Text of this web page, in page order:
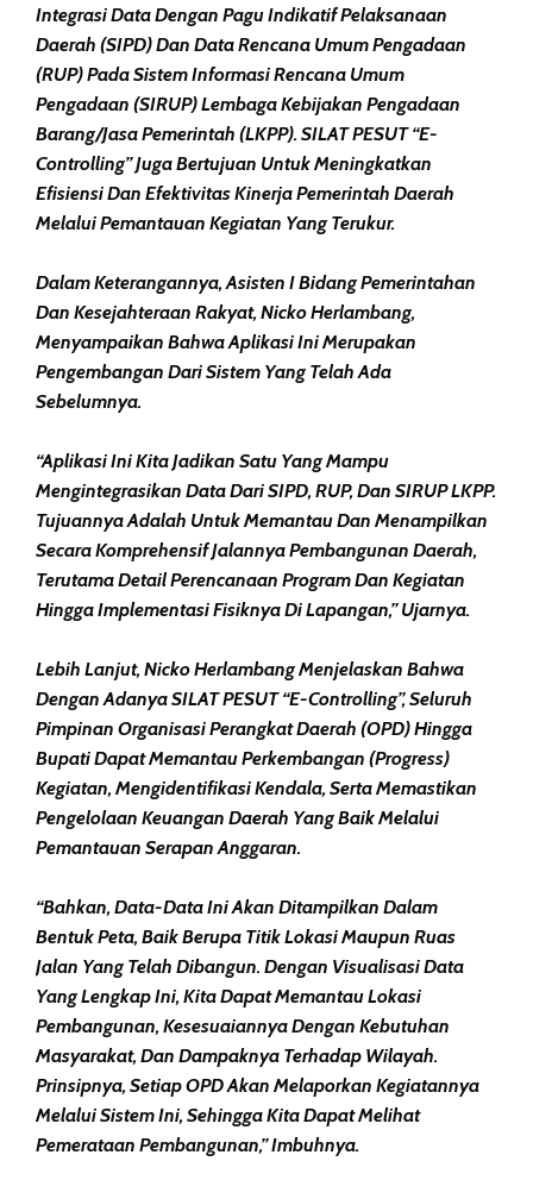
Integrasi Data Dengan Pagu Indikatif Pelaksanaan
Daerah (SIPD) Dan Data Rencana Umum Pengadaan
(RUP) Pada Sistem Informasi Rencana Umum
Pengadaan (SIRUP) Lembaga Kebijakan Pengadaan
Barang/Jasa Pemerintah (LKPP). SILAT PESUT “E-
Controlling” Juga Bertujuan Untuk Meningkatkan
Efisiensi Dan Efektivitas Kinerja Pemerintah Daerah
Melalui Pemantauan Kegiatan Yang Terukur.
Dalam Keterangannya, Asisten I Bidang Pemerintahan
Dan Kesejahteraan Rakyat, Nicko Herlambang,
Menyampaikan Bahwa Aplikasi Ini Merupakan
Pengembangan Dari Sistem Yang Telah Ada
Sebelumnya.
“Aplikasi Ini Kita Jadikan Satu Yang Mampu
Mengintegrasikan Data Dari SIPD, RUP, Dan SIRUP LKPP.
Tujuannya Adalah Untuk Memantau Dan Menampilkan
Secara Komprehensif Jalannya Pembangunan Daerah,
Terutama Detail Perencanaan Program Dan Kegiatan
Hingga Implementasi Fisiknya Di Lapangan,” Ujarnya.
Lebih Lanjut, Nicko Herlambang Menjelaskan Bahwa
Dengan Adanya SILAT PESUT “E-Controlling”, Seluruh
Pimpinan Organisasi Perangkat Daerah (OPD) Hingga
Bupati Dapat Memantau Perkembangan (progress)
Kegiatan, Mengidentifikasi Kendala, Serta Memastikan
Pengelolaan Keuangan Daerah Yang Baik Melalui
Pemantauan Serapan Anggaran.
“Bahkan, Data-Data Ini Akan Ditampilkan Dalam
Bentuk Peta, Baik Berupa Titik Lokasi Maupun Ruas
Jalan Yang Telah Dibangun. Dengan Visualisasi Data
Yang Lengkap Ini, Kita Dapat Memantau Lokasi
Pembangunan, Kesesuaiannya Dengan Kebutuhan
Masyarakat, Dan Dampaknya Terhadap Wilayah.
Prinsipnya, Setiap OPD Akan Melaporkan Kegiatannya
Melalui Sistem Ini, Sehingga Kita Dapat Melihat
Pemerataan Pembangunan,” Imbuhnya.